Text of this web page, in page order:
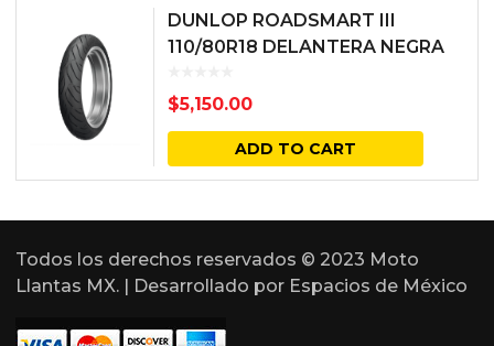
DUNLOP ROADSMART III
110/80R18 DELANTERA NEGRA
$5,150.00
ADD TO CART
Todos los derechos reservados © 2023 Moto
Llantas MX. | Desarrollado por Espacios de México